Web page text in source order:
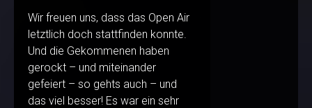
Wir freuen uns, dass das Open Air
letztlich doch stattfinden konnte.
Und die Gekommenen haben
gerockt – und miteinander
gefeiert – so gehts auch – und
das viel besser! Es war ein sehr